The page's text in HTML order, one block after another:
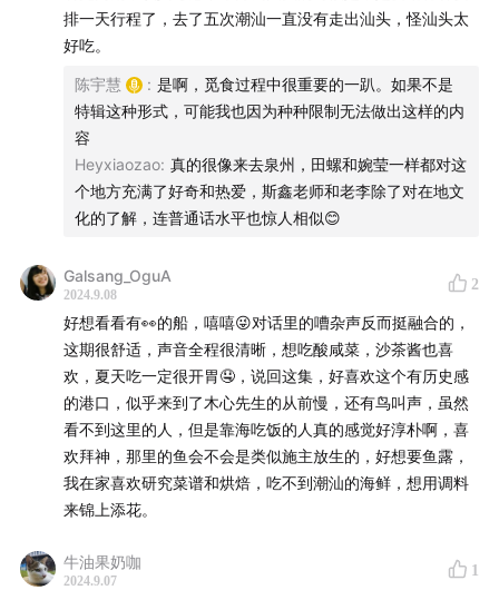
排一天行程了，去了五次潮汕一直没有走出汕头，怪汕头太
好吃。
陈宇慧 : 是啊，觅食过程中很重要的一趴。如果不是
特辑这种形式，可能我也因为种种限制无法做出这样的内
容
Heyxiaozao: 真的很像来去泉州，田螺和婉莹一样都对这
个地方充满了好奇和热爱，斯鑫老师和老李除了对在地文
化的了解，连普通话水平也惊人相似😊
Galsang_OguA
2024.9.08
2
好想看看有👀的船，嘻嘻😜对话里的嘈杂声反而挺融合的，
这期很舒适，声音全程很清晰，想吃酸咸菜，沙茶酱也喜
欢，夏天吃一定很开胃🤤，说回这集，好喜欢这个有历史感
的港口，似乎来到了木心先生的从前慢，还有鸟叫声，虽然
看不到这里的人，但是靠海吃饭的人真的感觉好淳朴啊，喜
欢拜神，那里的鱼会不会是类似施主放生的，好想要鱼露，
我在家喜欢研究菜谱和烘焙，吃不到潮汕的海鲜，想用调料
来锦上添花。
牛油果奶咖
2024.9.07
1